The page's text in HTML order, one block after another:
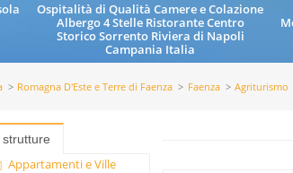
Ospitalità di Qualità Camere e Colazione
Albergo 4 Stelle Ristorante Centro
Storico Sorrento Riviera di Napoli
Campania Italia
Romagna D'Este e Terre di Faenza Faenza Agriturismo
strutture
Appartamenti e Ville